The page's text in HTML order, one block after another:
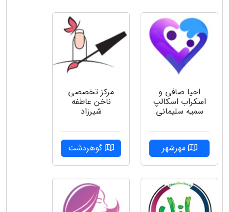
احیا صافی و
اسکراب اسکالپ
سمیه سلیمانی
مهرشهر
مرکز تخصصی
ناخن عاطفه
شیرزاد
گوهردشت